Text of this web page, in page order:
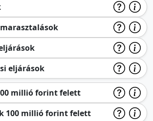
eljárások
millió forint felett
100 millió forint felett